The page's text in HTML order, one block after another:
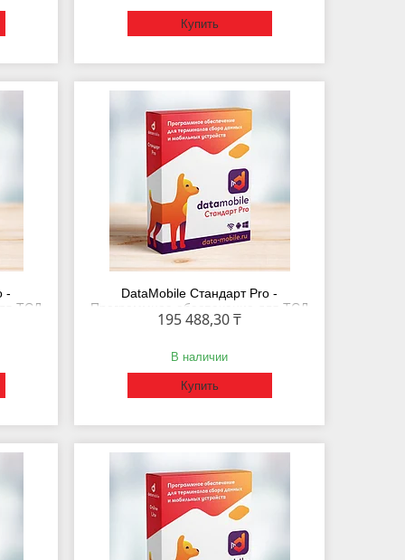
Купить
-
ТСД
DataMobile Стандарт Pro -
Программное обеспечение для ТСД
LifeTime
195 488,30 ₸
В наличии
Купить